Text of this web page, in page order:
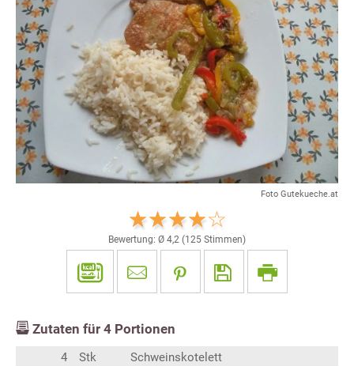
Foto Gutekueche.at
Bewertung: Ø 4,2 (125 Stimmen)
Zutaten für 4 Portionen
4 Stk
Schweinskotelett